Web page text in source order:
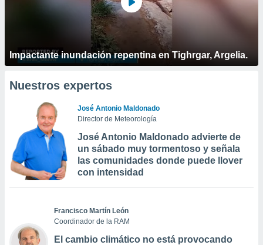
Impactante inundación repentina en Tighrgar, Argelia.
Nuestros expertos
José Antonio Maldonado
Director de Meteorología
José Antonio Maldonado advierte de
un sábado muy tormentoso y señala
las comunidades donde puede llover
con intensidad
Francisco Martín León
Coordinador de la RAM
El cambio climático no está provocando